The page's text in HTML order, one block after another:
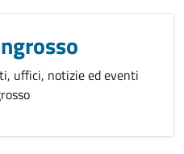
uffici, notizie ed eventi